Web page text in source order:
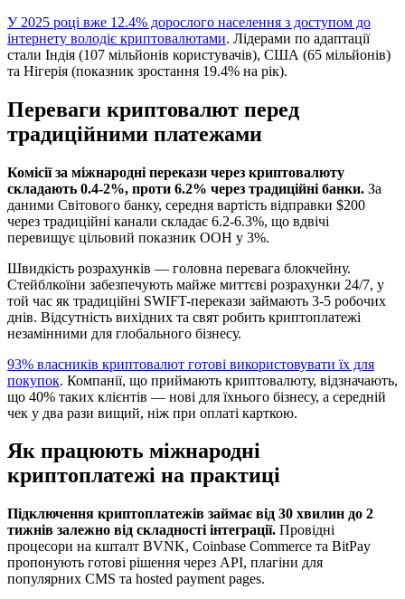
У 2025 році вже 12.4% дорослого населення з доступом до
інтернету володіє криптовалютами. Лідерами по адаптації
стали Індія (107 мільйонів користувачів), США (65 мільйонів)
та Нігерія (показник зростання 19.4% на рік).
Переваги криптовалют перед
традиційними платежами
Комісії за міжнародні перекази через криптовалюту
складають 0.4-2%, проти 6.2% через традиційні банки. За
даними Світового банку, середня вартість відправки $200
через традиційні канали складає 6.2-6.3%, що вдвічі
перевищує цільовий показник ООН у 3%.
Швидкість розрахунків — головна перевага блокчейну.
Стейблкоїни забезпечують майже миттєві розрахунки 24/7, у
той час як традиційні SWIFT-перекази займають 3-5 робочих
днів. Відсутність вихідних та свят робить криптоплатежі
незамінними для глобального бізнесу.
93% власників криптовалют готові використовувати їх для
покупок. Компанії, що приймають криптовалюту, відзначають,
що 40% таких клієнтів — нові для їхнього бізнесу, а середній
чек у два рази вищий, ніж при оплаті карткою.
Як працюють міжнародні
криптоплатежі на практиці
Підключення криптоплатежів займає від 30 хвилин до 2
тижнів залежно від складності інтеграції. Провідні
процесори на кшталт BVNK, Coinbase Commerce та BitPay
пропонують готові рішення через API, плагіни для
популярних CMS та hosted payment pages.